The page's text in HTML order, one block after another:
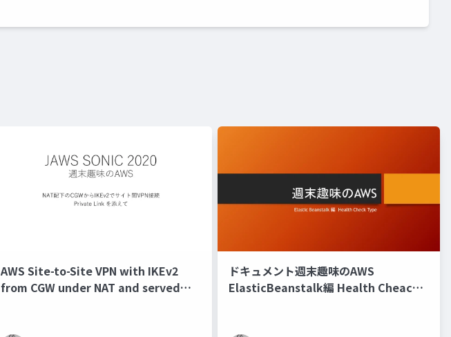
AWS Site-to-Site VPN with IKEv2
from CGW under NAT and served
ドキュメント週末趣味のAWS
ElasticBeanstalk編 Health Cheack